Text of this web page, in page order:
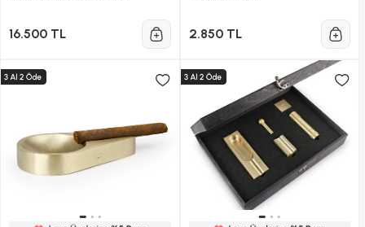
16.500 TL 2.850 TL